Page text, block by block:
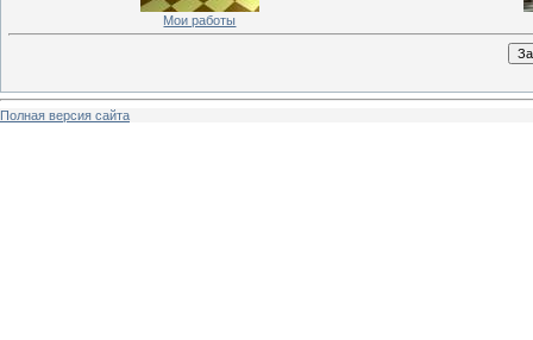
Мои работы
Полная версия сайта